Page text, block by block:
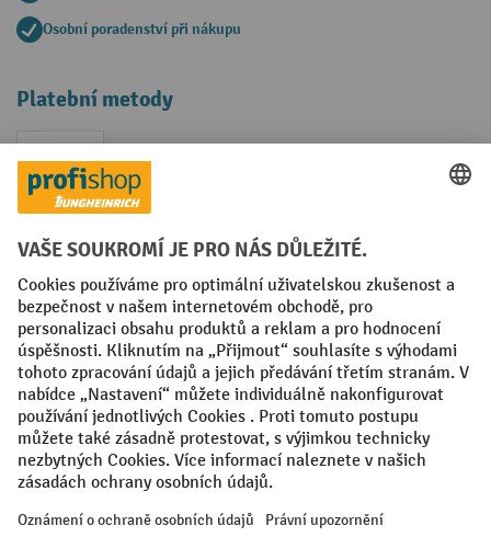
Osobní poradenství při nákupu
Platební metody
Faktura
Sociální sítě
Facebook
YouTubeLinkedIn
VODP Otisk
Prohlášení o ochraně osobních údajů
Nastavení ochrany osobních údajů
All prices excl. VAT plusshipping costsand possible delivery charges,